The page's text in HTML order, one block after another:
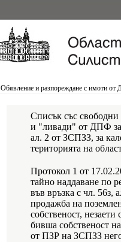
Обявление и разпореждане с имоти
Списък със
и "ливади" от ДПФ за
ал. 2 от ЗСПЗЗ, за
територията на
Протокол 1 от
тайно наддаване по
във връзка с чл.
продажба на
собственост,
бивша собственост
от ПЗР на ЗСПЗЗ